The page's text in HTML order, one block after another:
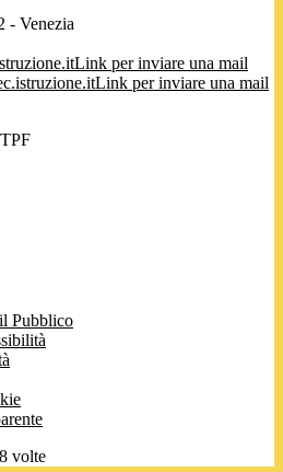
- Venezia
Link per inviare una mail
Link per inviare una mail
Pubblico
volte